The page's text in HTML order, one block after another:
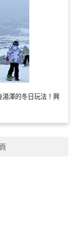
湯澤的冬日玩法！興